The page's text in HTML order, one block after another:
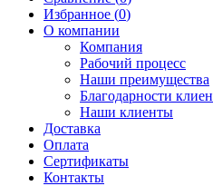
Избранное (0)
О компании
Компания
Рабочий процесс
Наши преимущества
Благодарности
Наши клиенты
Доставка
Оплата
Сертификаты
Контакты